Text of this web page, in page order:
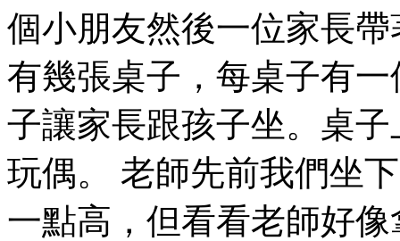
個小朋友然後一位家長
有幾張桌子，每桌子有
子讓家長跟孩子坐。桌
玩偶。 老師先前我們坐
一點高，但看看老師好